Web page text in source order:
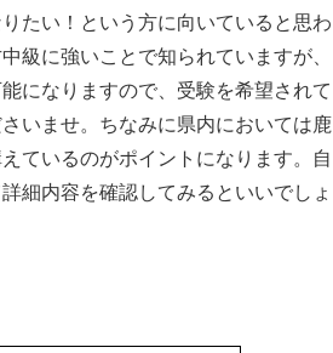
たい！という方に向いていると思わ
級に強いことで知られていますが、
になりますので、受験を希望されて
いませ。ちなみに県内においては鹿
ているのがポイントになります。自
細内容を確認してみるといいでしょ